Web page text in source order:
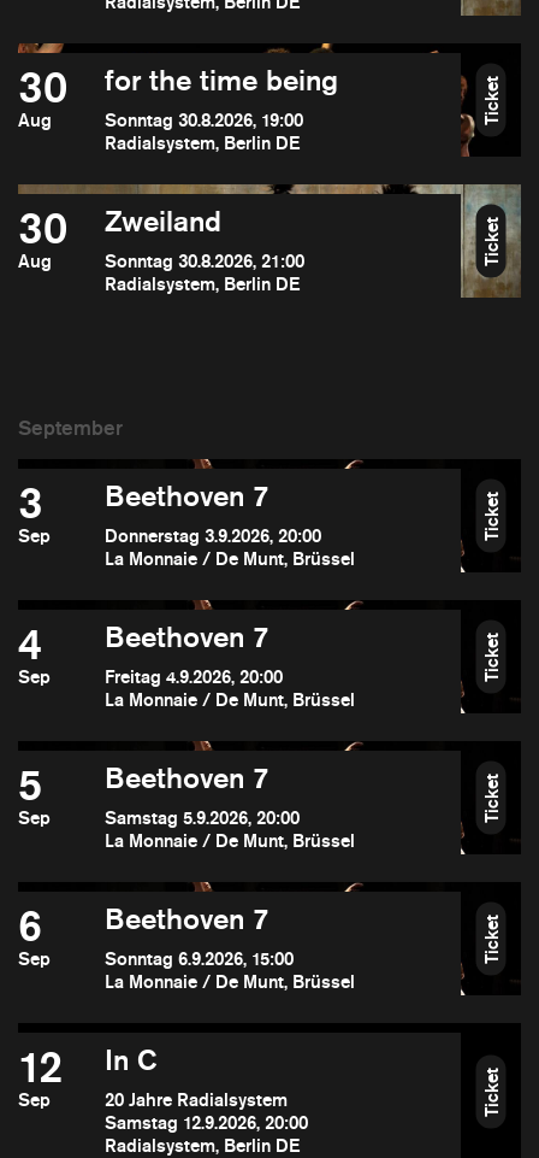
30
Aug
for the time being
Sonntag 30.8.2026, 19:00
Radialsystem, Berlin DE
Ticket
30
Aug
Zweiland
Sonntag 30.8.2026, 21:00
Radialsystem, Berlin DE
Ticket
3
Sep
Beethoven 7
Donnerstag 3.9.2026, 20:00
La Monnaie / De Munt, Brüssel
Ticket
4
Sep
Beethoven 7
Freitag 4.9.2026, 20:00
La Monnaie / De Munt, Brüssel
Ticket
5
Sep
Beethoven 7
Samstag 5.9.2026, 20:00
La Monnaie / De Munt, Brüssel
Ticket
6
Sep
Beethoven 7
Sonntag 6.9.2026, 15:00
La Monnaie / De Munt, Brüssel
Ticket
12
Sep
In C
20 Jahre Radialsystem
Samstag 12.9.2026, 20:00
Radialsystem, Berlin DE
Ticket